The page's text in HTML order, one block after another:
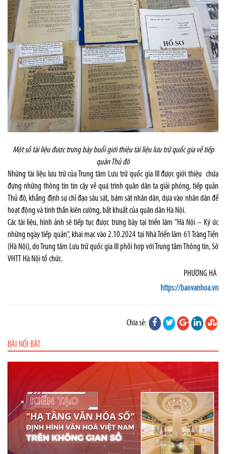
Một số tài liệu được trưng bày buổi giới thiệu tài liệu lưu trữ quốc gia về tiếp
quản Thủ đô
Những tài liệu lưu trữ của Trung tâm Lưu trữ quốc gia III được giới thiệu chứa
đựng những thông tin tin cậy về quá trình quân dân ta giải phóng, tiếp quản
Thủ đô, khẳng định sự chỉ đạo sâu sát, bám sát nhân dân, dựa vào nhân dân để
hoạt động và tinh thần kiên cường, bất khuất của quân dân Hà Nội.
Các tài liệu, hình ảnh sẽ tiếp tục được trưng bày tại triển lãm "Hà Nội – Ký ức
những ngày tiếp quản", khai mạc vào 2.10.2024 tại Nhà Triển lãm 61 Tràng Tiền
(Hà Nội), do Trung tâm Lưu trữ quốc gia III phối hợp với Trung tâm Thông tin, Sở
VHTT Hà Nội tổ chức.
PHƯƠNG HÀ
https://baovanhoa.vn
Chia sẻ:
BÀI NỔI BẬT